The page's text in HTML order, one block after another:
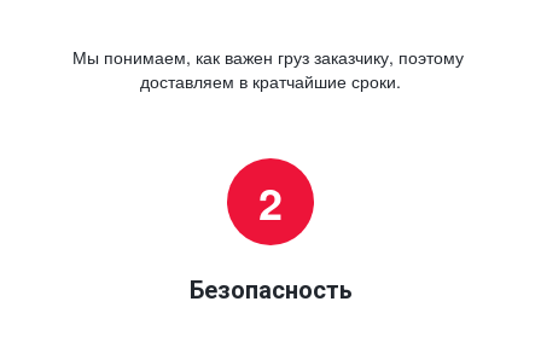
Мы понимаем, как важен груз заказчику, поэтому
доставляем в кратчайшие сроки.
Безопасность